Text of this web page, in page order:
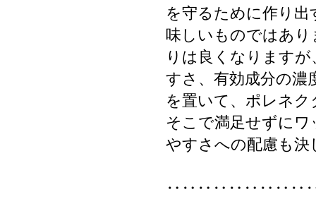
を守るために作り
味しいものではあ
りは良くなります
すさ、有効成分の濃
を置いて、ポレネ
そこで満足せずに
やすさへの配慮も決